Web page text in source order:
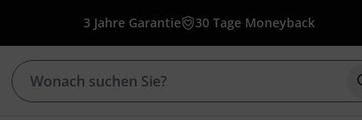
3 Jahre Garantie 30 Tage Moneyback